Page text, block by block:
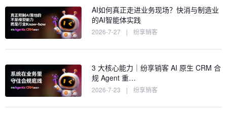
AI如何真正走进业务现场？快消与制造业
的AI智能体实践
2026-7-27 | 纷享销客
3 大核心能力｜纷享销客 AI 原生 CRM 合
规 Agent 重…
2026-7-23 | 纷享销客